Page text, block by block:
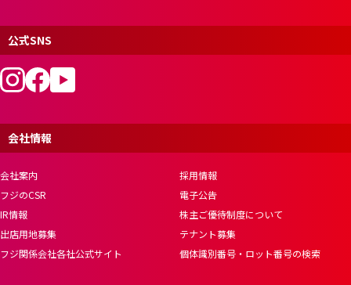
公式SNS
会社情報
会社案内
採用情報
フジのCSR
電子公告
IR情報
株主ご優待制度について
出店用地募集
テナント募集
フジ関係会社各社公式サイト
個体識別番号・ロット番号の検索